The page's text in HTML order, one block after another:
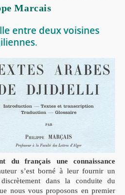
Marcais
entre deux voisines
.
du français une connaissance
s’est borné à leur fournir un
dans la conduite du
nous vous proposons en premier